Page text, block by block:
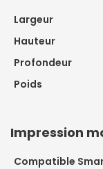
Largeur
Hauteur
Profondeur
Poids
Impression
Compatible